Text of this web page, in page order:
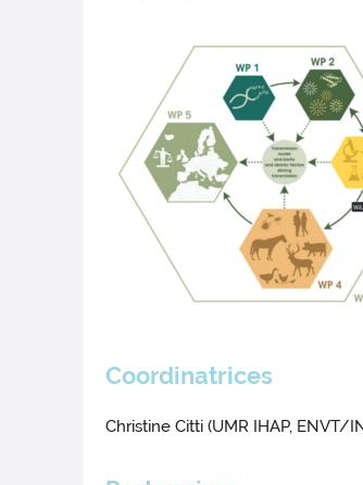
Coordinatrices
Christine Citti (UMR IHAP, ENVT/